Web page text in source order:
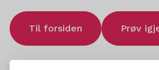
Til forsiden Prøv